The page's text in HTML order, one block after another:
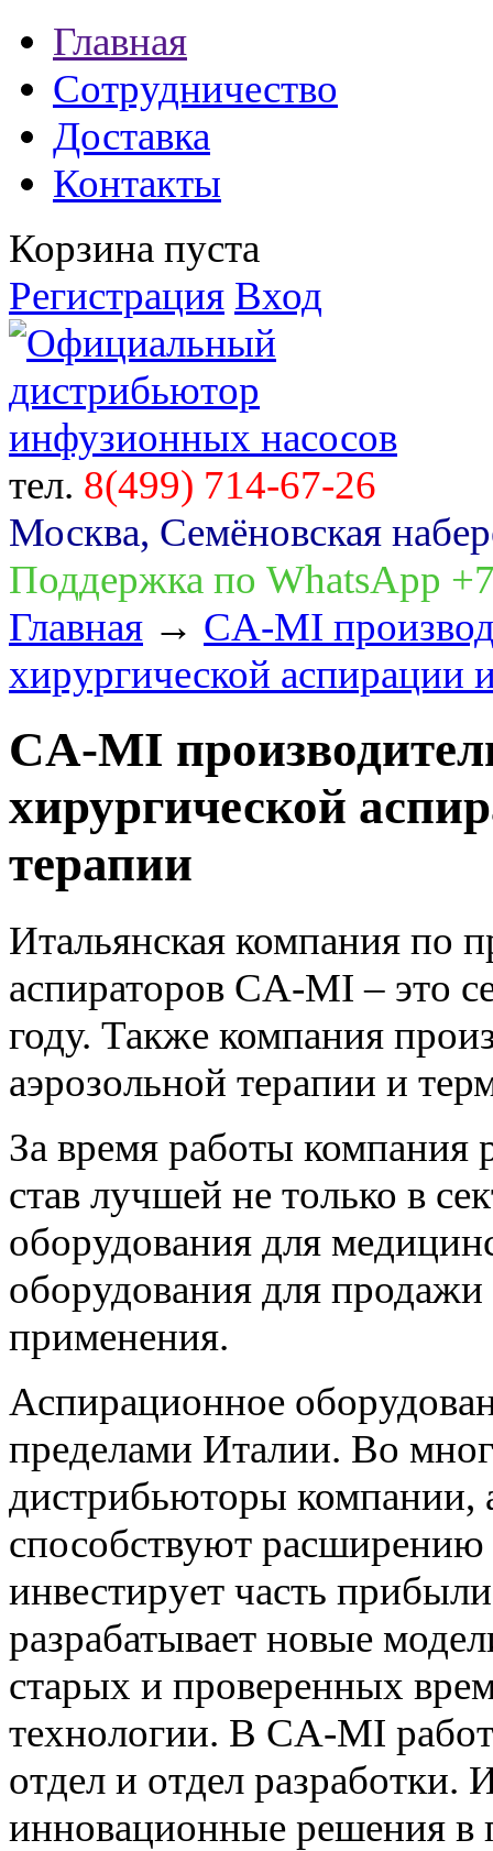
Главная
Сотрудничество
Доставка
Контакты
Корзина пуста
Регистрация Вход
тел. 8(499) 714-67-26
Москва, Семёновская
Поддержка по WhatsApp
Главная → CA-MI
хирургической аспирации
CA-MI
хирургической
терапии
Итальянская компания по
аспираторов CA-MI – это
году. Также компания
аэрозольной терапии и
За время работы компания
став лучшей не только в
оборудования для
оборудования для
применения.
Аспирационное
пределами Италии. Во
дистрибьюторы компании,
способствуют
инвестирует часть
разрабатывает новые
старых и проверенных
технологии. В CA-MI
отдел и отдел
инновационные решения в